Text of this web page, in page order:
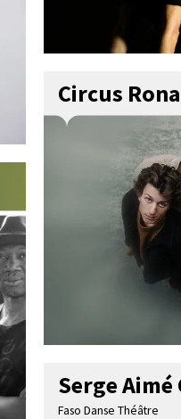
Circus
Serge
Faso Danse Théâtre